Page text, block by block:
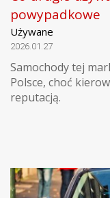
powypadkowe
Używane
2026.01.27
Samochody tej
Polsce, choć
reputacją.